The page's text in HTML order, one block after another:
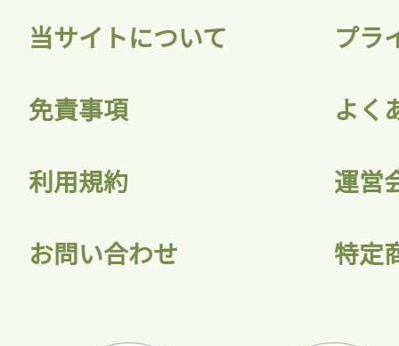
当サイトについて プラ
免責事項 よく
利用規約 運営
お問い合わせ 特定